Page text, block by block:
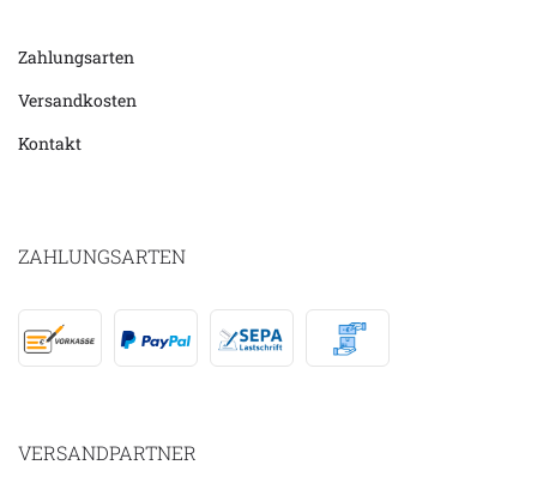
Zahlungsarten
Versandkosten
Kontakt
ZAHLUNGSARTEN
VERSANDPARTNER